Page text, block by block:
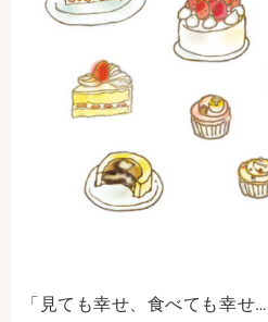
生活
「見ても幸せ、食べても幸